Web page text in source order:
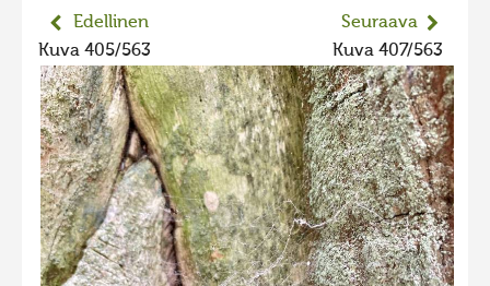
Hiisien kuvakilpailu 2025
2025 kuvakilpailu lisä
Liikuvad kuvad 2025
Hiisien kuvakilpailu 2024
2024 kuvakilpailu lisä
Liikkuvat kuvat 2024
Hiisien kuvakilpailu 2023
Edellinen
Kuva 405/563
Seuraava
Kuva 407/563